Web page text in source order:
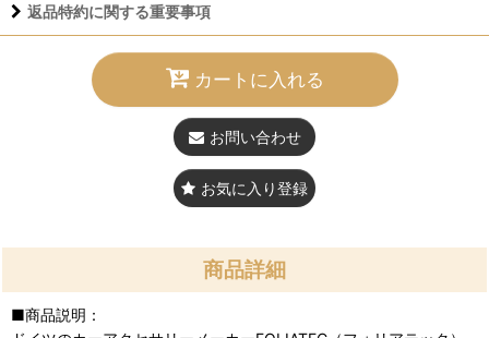
返品特約に関する重要事項
カートに入れる
お問い合わせ
お気に入り登録
商品詳細
■商品説明：